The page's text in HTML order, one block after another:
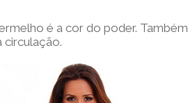
é a cor do poder. Também
circulação.